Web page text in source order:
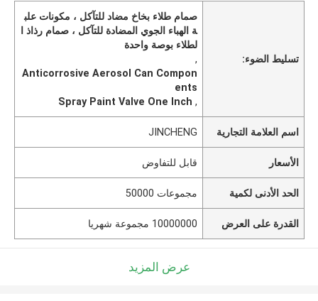
تسليط الضوء:
صمام طلاء بخاخ مضاد للتآكل ، مكونات علب
ة الهباء الجوي المضادة للتآكل ، صمام رذاذ ا
لطلاء بوصة واحدة
,
Anticorrosive Aerosol Can Compon
ents
,
Spray Paint Valve One Inch
اسم العلامة التجارية JINCHENG
الأسعار قابل للتفاوض
الحد الأدنى لكمية مجموعات 50000
القدرة على العرض 10000000 مجموعة شهريا
عرض المزيد